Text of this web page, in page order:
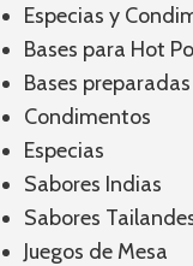
Especias y
Bases para Hot
Bases preparadas
Condimentos
Especias
Sabores Indias
Sabores
Juegos de Mesa